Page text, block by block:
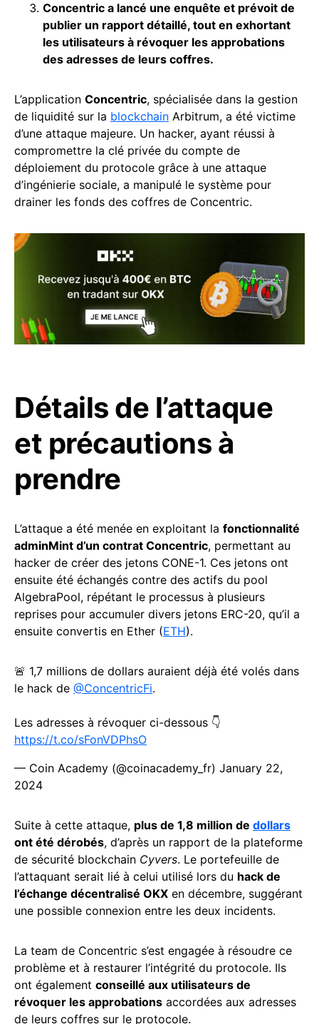
Concentric a lancé une enquête et prévoit de
publier un rapport détaillé, tout en exhortant
les utilisateurs à révoquer les approbations
des adresses de leurs coffres.
L’application Concentric, spécialisée dans la gestion
de liquidité sur la blockchain Arbitrum, a été victime
d’une attaque majeure. Un hacker, ayant réussi à
compromettre la clé privée du compte de
déploiement du protocole grâce à une attaque
d’ingénierie sociale, a manipulé le système pour
drainer les fonds des coffres de Concentric.
Détails de l’attaque
et précautions à
prendre
L’attaque a été menée en exploitant la fonctionnalité
adminMint d’un contrat Concentric, permettant au
hacker de créer des jetons CONE-1. Ces jetons ont
ensuite été échangés contre des actifs du pool
AlgebraPool, répétant le processus à plusieurs
reprises pour accumuler divers jetons ERC-20, qu’il a
ensuite convertis en Ether (ETH).
🚨 1,7 millions de dollars auraient déjà été volés dans
le hack de @ConcentricFi.
Les adresses à révoquer ci-dessous 👇
https://t.co/sFonVDPhsO
— Coin Academy (@coinacademy_fr) January 22,
2024
Suite à cette attaque, plus de 1,8 million de dollars
ont été dérobés, d’après un rapport de la plateforme
de sécurité blockchain Cyvers. Le portefeuille de
l’attaquant serait lié à celui utilisé lors du hack de
l’échange décentralisé OKX en décembre, suggérant
une possible connexion entre les deux incidents.
La team de Concentric s’est engagée à résoudre ce
problème et à restaurer l’intégrité du protocole. Ils
ont également conseillé aux utilisateurs de
révoquer les approbations accordées aux adresses
de leurs coffres sur le protocole.